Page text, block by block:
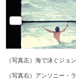
（写真左）海で泳ぐジョ
（写真右）アンソニー・